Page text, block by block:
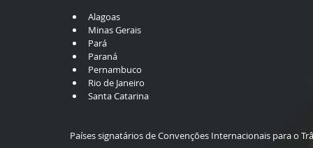
Alagoas
Minas Gerais
Pará
Paraná
Pernambuco
Rio de Janeiro
Santa Catarina
Países signatários de Convenções Internacionais para o